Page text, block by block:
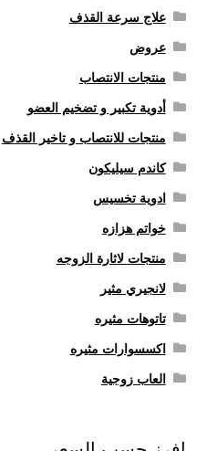
علاج سرعة القذف
عروض
منتجات الانتصاب
أدوية تكبير و تضخيم العضو
منتجات للانتصاب و تاخير القذف
كاندم سيليكون
ادوية تخسيس
خواتم هزازه
منتجات لاثارة الزوجه
لانجيري مثير
تاتوهات مثيره
اكسسوارات مثيره
العاب زوجية